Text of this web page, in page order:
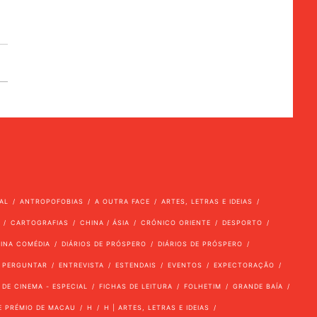
ANTROPOFOBIAS A OUTRA FACE ARTES, LETRAS E IDEIAS
CARTOGRAFIAS CHINA / ÁSIA CRÓNICO ORIENTE DESPORTO
COMÉDIA DIÁRIOS DE PRÓSPERO DIÁRIOS DE PRÓSPERO
ENTREVISTA ESTENDAIS EVENTOS EXPECTORAÇÃO
CINEMA - ESPECIAL FICHAS DE LEITURA FOLHETIM GRANDE BAÍA
PRÉMIO DE MACAU H H | ARTES, LETRAS E IDEIAS